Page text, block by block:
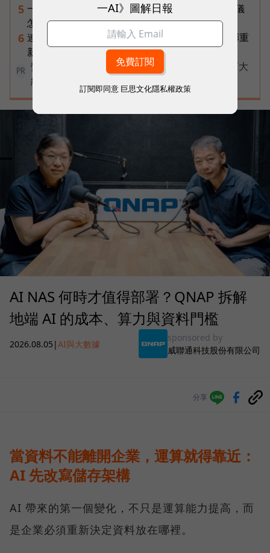
5 一張遺照「開口」說話，中間有8道關卡！翊嘉禮儀
怎麼做出AI告別式，讓逝者最後道別？
6 連黃仁勳都叫年輕人當水電工！程世嘉：智慧通膨重
新定義「有價值的人」到底什麼樣子？
PR
變動中迎戰未知，改變值得被看見！國際品牌X百大
經理人雙重肯定，展現AI時代關鍵成長力
AI NAS 何時才值得部署？QNAP 拆解
地端 AI 的成本、算力與資料門檻
2026.08.05 |AI與大數據
sponsored by
威聯通科技股份有限公司
分享
當資料不能離開企業，運算就得靠近：
AI 先改寫儲存架構
AI 帶來的第一個變化，不只是運算能力提高，而
是企業必須重新決定資料放在哪裡。
一AI》圖解日報
訂閱即同意 巨思文化隱私權政策